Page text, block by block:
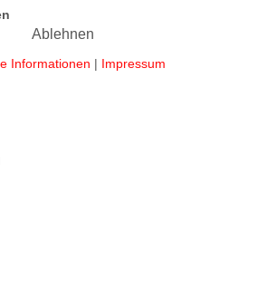
Ablehnen
Informationen | Impressum